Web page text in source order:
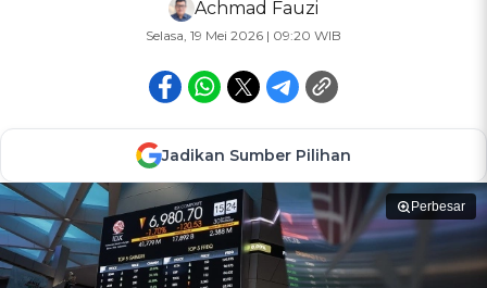
Achmad Fauzi
Selasa, 19 Mei 2026 | 09:20 WIB
Jadikan Sumber Pilihan
Perbesar